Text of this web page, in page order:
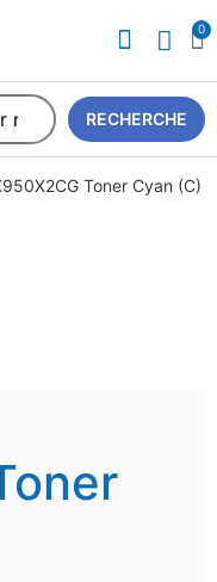
0
RECHERCHE
Toner Cyan (C)